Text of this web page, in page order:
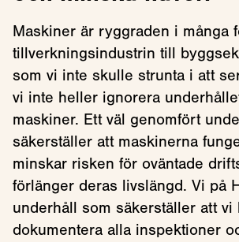
Maskiner är ryggraden i många
tillverkningsindustrin till
som vi inte skulle strunta i att
vi inte heller ignorera
maskiner. Ett väl genomfört
säkerställer att maskinerna
minskar risken för oväntade
förlänger deras livslängd. Vi på
underhåll som säkerställer att vi
dokumentera alla inspektioner